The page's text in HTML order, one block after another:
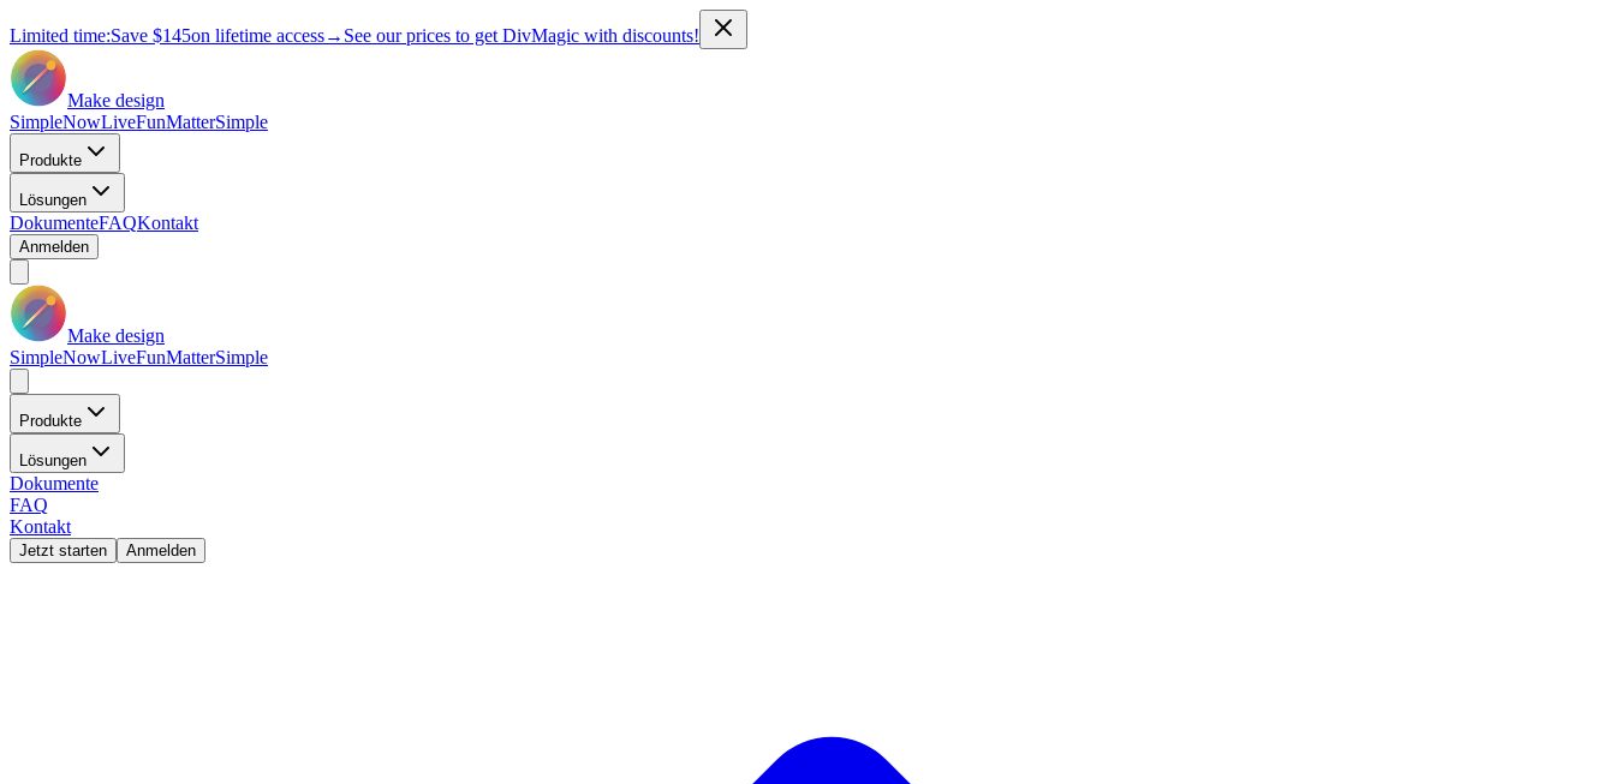
Limited time:Save $145on lifetime access→ See our prices to get DivMagic with discounts!
Make design
SimpleNowLiveFunMatterSimple
Produkte
Lösungen
DokumenteFAQKontakt
Anmelden
Make design
SimpleNowLiveFunMatterSimple
Produkte
Lösungen
Dokumente
FAQ
Kontakt
Jetzt starten Anmelden